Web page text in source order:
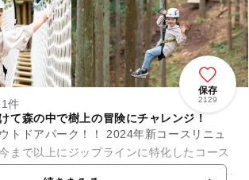
保存
2129
件
て森の中で樹上の冒険にチャレンジ！
トドアパーク！！ 2024年新コースリニュ
まで以上にジップラインに特化したコース
ハーネスをつけて、樹上のコースを周る本